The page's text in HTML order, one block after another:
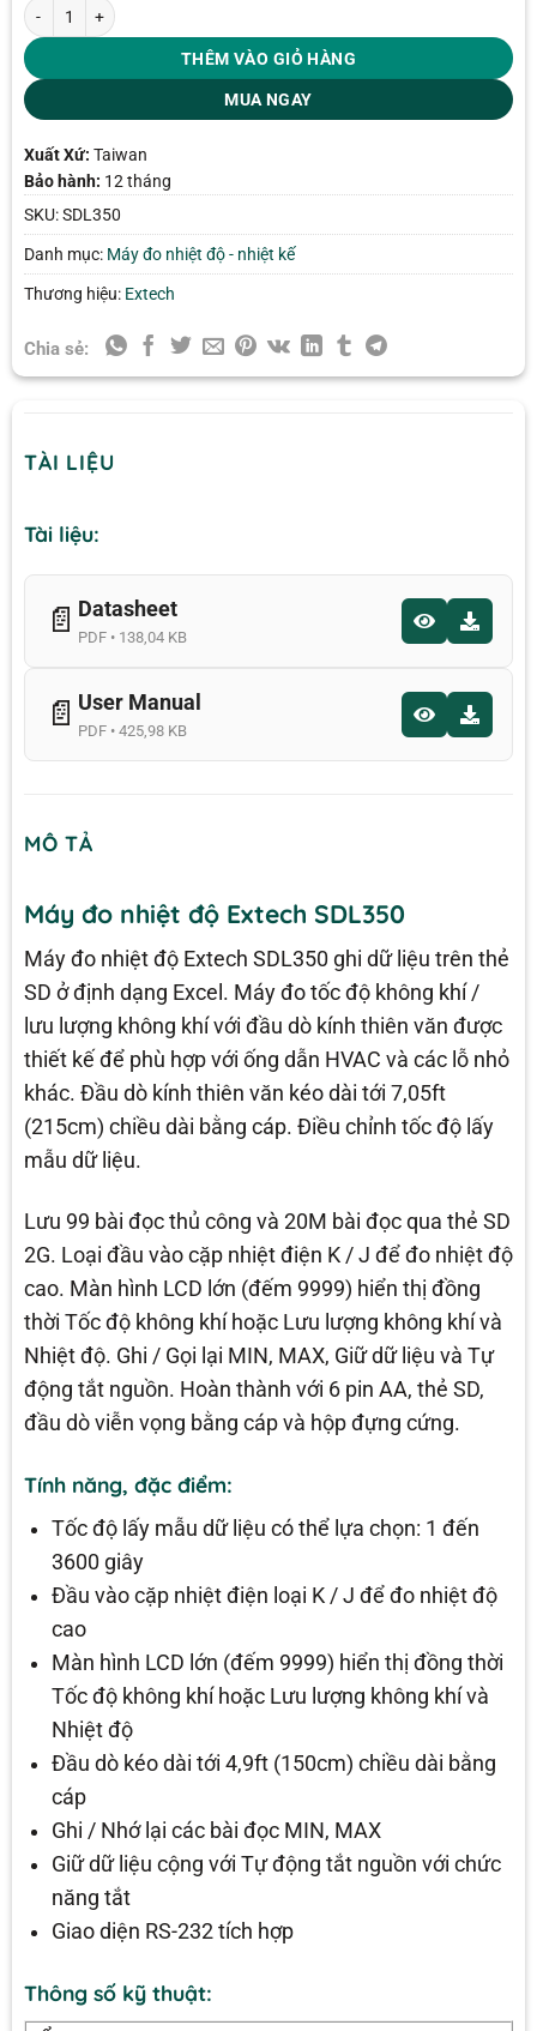
Máy đo nhiệt độ Extech SDL350 số lượng
THÊM VÀO GIỎ HÀNG
MUA NGAY
Xuất Xứ: Taiwan
Bảo hành: 12 tháng
SKU:SDL350
Danh mục: Máy đo nhiệt độ - nhiệt kế
Thương hiệu: Extech
Chia sẻ:
TÀI LIỆU
Tài liệu:
📄 Datasheet
PDF • 138,04 KB
📄 User Manual
PDF • 425,98 KB
MÔ TẢ
Máy đo nhiệt độ Extech SDL350
Máy đo nhiệt độ Extech SDL350 ghi dữ liệu trên thẻ
SD ở định dạng Excel. Máy đo tốc độ không khí /
lưu lượng không khí với đầu dò kính thiên văn được
thiết kế để phù hợp với ống dẫn HVAC và các lỗ nhỏ
khác. Đầu dò kính thiên văn kéo dài tới 7,05ft
(215cm) chiều dài bằng cáp. Điều chỉnh tốc độ lấy
mẫu dữ liệu.
Lưu 99 bài đọc thủ công và 20M bài đọc qua thẻ SD
2G. Loại đầu vào cặp nhiệt điện K / J để đo nhiệt độ
cao. Màn hình LCD lớn (đếm 9999) hiển thị đồng
thời Tốc độ không khí hoặc Lưu lượng không khí và
Nhiệt độ. Ghi / Gọi lại MIN, MAX, Giữ dữ liệu và Tự
động tắt nguồn. Hoàn thành với 6 pin AA, thẻ SD,
đầu dò viễn vọng bằng cáp và hộp đựng cứng.
Tính năng, đặc điểm:
Tốc độ lấy mẫu dữ liệu có thể lựa chọn: 1 đến
3600 giây
Đầu vào cặp nhiệt điện loại K / J để đo nhiệt độ
cao
Màn hình LCD lớn (đếm 9999) hiển thị đồng thời
Tốc độ không khí hoặc Lưu lượng không khí và
Nhiệt độ
Đầu dò kéo dài tới 4,9ft (150cm) chiều dài bằng
cáp
Ghi / Nhớ lại các bài đọc MIN, MAX
Giữ dữ liệu cộng với Tự động tắt nguồn với chức
năng tắt
Giao diện RS-232 tích hợp
Thông số kỹ thuật: